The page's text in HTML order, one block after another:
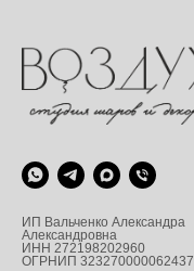
ИП Вальченко Александра
Александровна
ИНН 272198202960
ОГРНИП 323270000062437